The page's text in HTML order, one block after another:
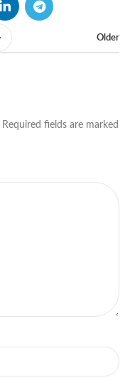
Older
Required fields are marked